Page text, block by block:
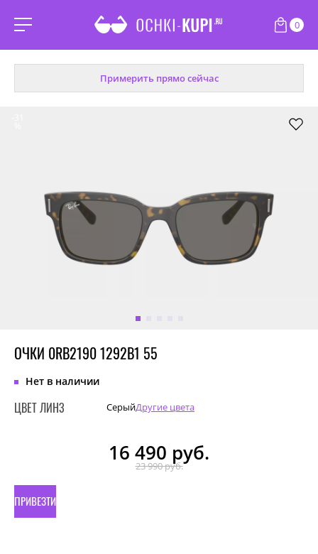
0
Примерить прямо сейчас
ОЧКИ 0RB2190 1292B1 55
Нет в наличии
ЦВЕТ ЛИНЗ СерыйДругие цвета
16 490 руб.
23 990 руб.
ПРИВЕЗТИ